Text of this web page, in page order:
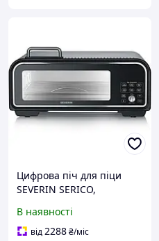
Цифрова піч для піци
SEVERIN SERICO,
цифровим дисплеєм і
безпечним сенсорним
В наявності
від2288₴/міс